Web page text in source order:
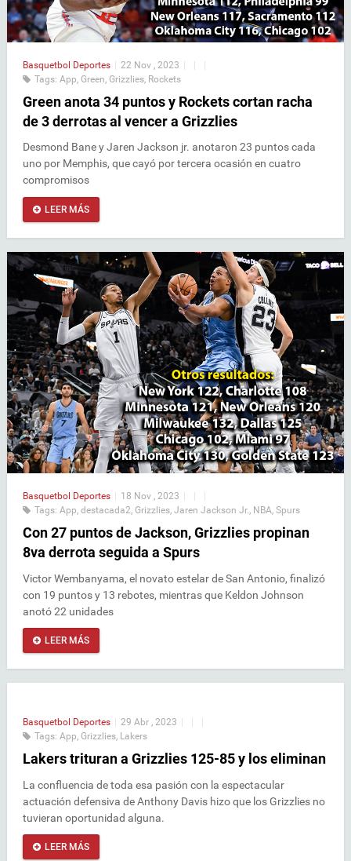
Basquetbol Deportes | 22 Nov , 2023 | |
|
Tags: App Green Grizzlies Rockets
Green anota 34 puntos y Rockets cortan racha
de 3 derrotas al vencer a Grizzlies
Desmond Bane y Jaren Jackson jr. anotaron 23 puntos cada
uno por Memphis, que cayó por tercera ocasión en cuatro
compromisos
LEER MÁS
Basquetbol Deportes 18 Nov , 2023
Tags: App, destacada2, Grizzlies, Jaren Jackson Jr., NBA, Spurs
Con 27 puntos de Jackson, Grizzlies propinan
8va derrota seguida a Spurs
Victor Wembanyama, el novato estelar de San Antonio, finalizó
con 19 puntos y 13 rebotes, mientras que Keldon Johnson
anotó 22 unidades
LEER MÁS
Basquetbol Deportes 29 Abr , 2023
Tags: App, Grizzlies, Lakers
Lakers trituran a Grizzlies 125-85 y los eliminan
La confluencia de toda esa pasión con la espectacular
actuación defensiva de Anthony Davis hizo que los Grizzlies no
tuvieran oportunidad alguna.
LEER MÁS